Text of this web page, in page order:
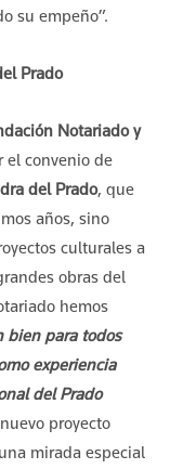
su empeño”.
Prado
Notariado y
el convenio de
del Prado, que
años, sino
culturales a
obras del
hemos
bien para todos
experiencia
del Prado
proyecto
mirada especial